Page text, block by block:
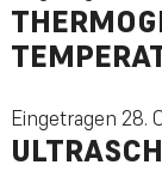
Eingetragen 28.